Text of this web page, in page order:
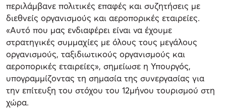
περιλάμβανε πολιτικές επαφές και συζητήσεις με
διεθνείς οργανισμούς και αεροπορικές εταιρείες.
«Αυτό που μας ενδιαφέρει είναι να έχουμε
στρατηγικές συμμαχίες με όλους τους μεγάλους
οργανισμούς, ταξιδιωτικούς οργανισμούς και
αεροπορικές εταιρείες», σημείωσε η Υπουργός,
υπογραμμίζοντας τη σημασία της συνεργασίας για
την επίτευξη του στόχου του 12μήνου τουρισμού στη
χώρα.